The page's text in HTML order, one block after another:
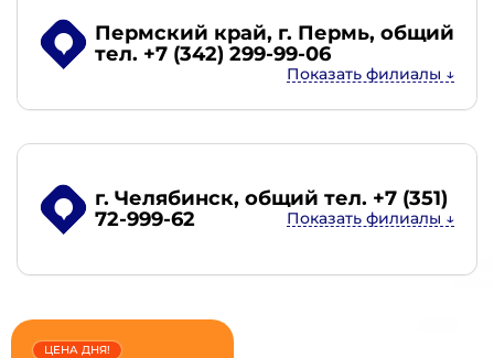
Пермский край, г. Пермь, общий
тел. +7 (342) 299-99-06
г. Челябинск, общий тел. +7 (351)
72-999-62
ЦЕНА ДНЯ!